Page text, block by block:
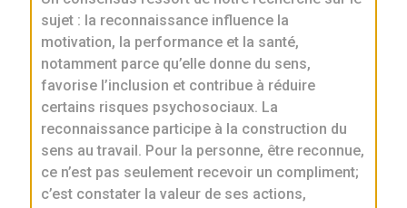
sujet : la reconnaissance influence la
motivation, la performance et la santé,
notamment parce qu’elle donne du sens,
favorise l’inclusion et contribue à réduire
certains risques psychosociaux. La
reconnaissance participe à la construction du
sens au travail. Pour la personne, être reconnue,
ce n’est pas seulement recevoir un compliment;
c’est constater la valeur de ses actions,